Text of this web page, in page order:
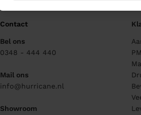
Contact
Bel ons
0348 - 444 440
Mail ons
info@hurricane.nl
Showroom